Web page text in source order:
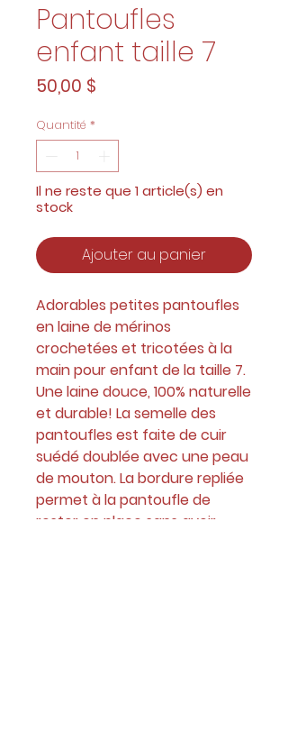
Pantoufles
enfant taille 7
50,00 $
Quantité *
Il ne reste que 1 article(s) en
stock
Ajouter au panier
Adorables petites pantoufles
en laine de mérinos
crochetées et tricotées à la
main pour enfant de la taille 7.
Une laine douce, 100% naturelle
et durable! La semelle des
pantoufles est faite de cuir
suédé doublée avec une peau
de mouton. La bordure repliée
permet à la pantoufle de
rester en place sans avoir